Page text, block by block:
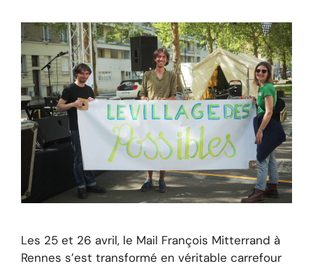
Les 25 et 26 avril, le Mail François Mitterrand à
Rennes s’est transformé en véritable carrefour